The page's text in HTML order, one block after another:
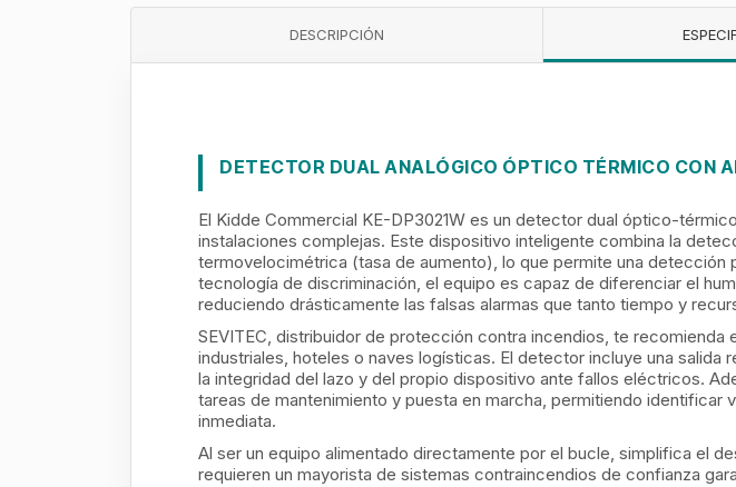
DESCRIPCIÓN
DETECTOR DUAL ANALÓGICO ÓPTICO TÉRMICO CON
El Kidde Commercial KE-DP3021W es un detector dual óptico-
instalaciones complejas. Este dispositivo inteligente combina la
termovelocimétrica (tasa de aumento), lo que permite una detección
tecnología de discriminación, el equipo es capaz de diferenciar el
reduciendo drásticamente las falsas alarmas que tanto tiempo y
SEVITEC, distribuidor de protección contra incendios, te
industriales, hoteles o naves logísticas. El detector incluye una
la integridad del lazo y del propio dispositivo ante fallos eléctricos.
tareas de mantenimiento y puesta en marcha, permitiendo identificar
inmediata.
Al ser un equipo alimentado directamente por el bucle, simplifica el
requieren un mayorista de sistemas contraincendios de confianza